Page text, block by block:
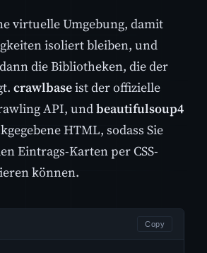
virtuelle Umgebung, damit
isoliert bleiben, und
die Bibliotheken, die der
crawlbaseist der offizielle
API, undbeautifulsoup4
HTML, sodass Sie
Eintrags-Karten per CSS-
können.
Copy